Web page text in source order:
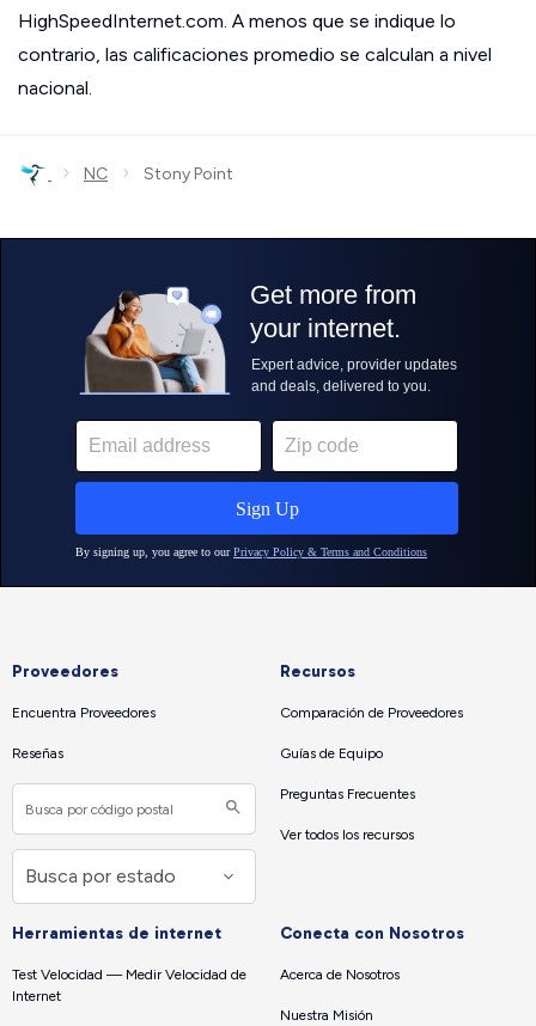
HighSpeedInternet.com. A menos que se indique lo
contrario, las calificaciones promedio se calculan a nivel
nacional.
› NC › Stony Point
Proveedores
Encuentra Proveedores
Reseñas
Recursos
Comparación de Proveedores
Guías de Equipo
Preguntas Frecuentes
Ver todos los recursos
Herramientas de internet
Test Velocidad — Medir Velocidad de
Internet
Conecta con Nosotros
Acerca de Nosotros
Nuestra Misión